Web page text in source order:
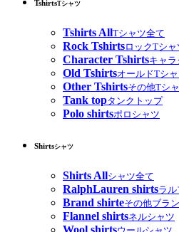
TshirtsTシャツ
Tshirts AllTシャツ全て
Rock TshirtsロックTシャ
Character Tshirtsキャ
Old TshirtsオールドTシ
Other Tshirtsその他Tシ
Tank topタンクトップ
Polo shirtsポロシャツ
Shirtsシャツ
Shirts Allシャツ全て
RalphLauren shirtsラ
Brand shirteその他ブラ
Flannel shirtsネルシャツ